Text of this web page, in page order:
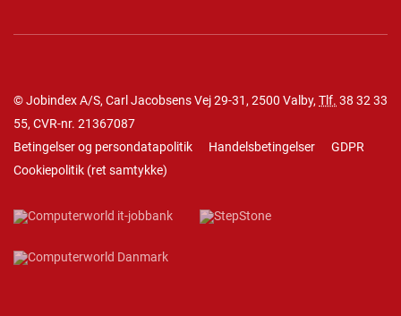
© Jobindex A/S, Carl Jacobsens Vej 29-31, 2500 Valby, Tlf. 38 32 33
55, CVR-nr. 21367087
Betingelser og persondatapolitik
Handelsbetingelser
GDPR
Cookiepolitik (ret samtykke)